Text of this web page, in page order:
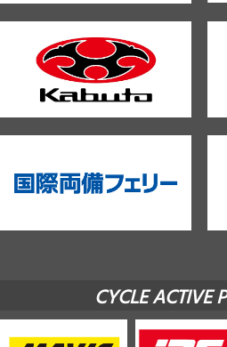
CYCLE ACTIVE